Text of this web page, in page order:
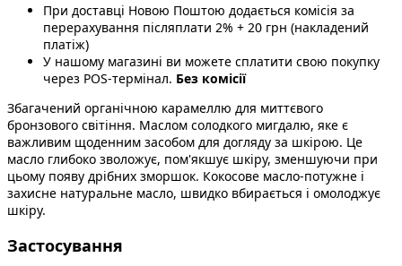
При доставці Новою Поштою додається комісія за
перерахування післяплати 2% + 20 грн (накладений
платіж)
У нашому магазині ви можете сплатити свою покупку
через POS-термінал. Без комісії
Збагачений органічною карамеллю для миттєвого
бронзового світіння. Маслом солодкого мигдалю, яке є
важливим щоденним засобом для догляду за шкірою. Це
масло глибоко зволожує, пом'якшує шкіру, зменшуючи при
цьому появу дрібних зморшок. Кокосове масло-потужне і
захисне натуральне масло, швидко вбирається і омолоджує
шкіру.
Застосування